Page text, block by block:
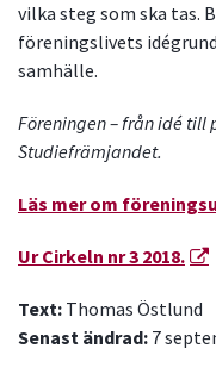
vilka steg som ska tas.
föreningslivets
samhälle.
Föreningen – från idé
Studiefrämjandet.
Läs mer om
Ur Cirkeln nr 3 2018.
Text: Thomas Östlund
Senast ändrad: 7